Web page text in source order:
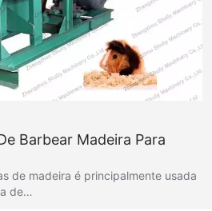
Barbear Madeira Para
de madeira é principalmente usada
de…